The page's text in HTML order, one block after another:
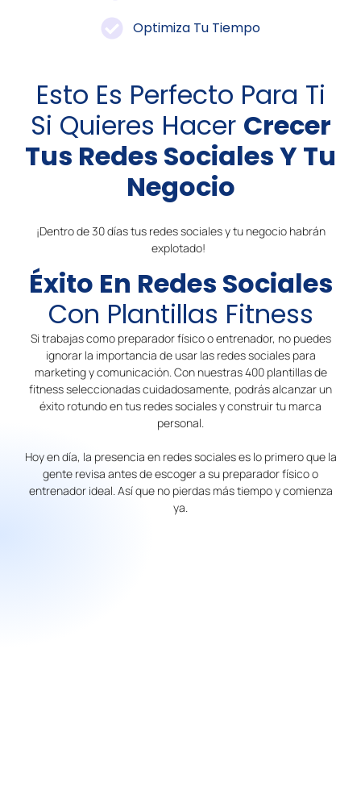
Optimiza Tu Tiempo
Esto Es Perfecto Para Ti
Si Quieres Hacer Crecer
Tus Redes Sociales Y Tu
Negocio
¡Dentro de 30 días tus redes sociales y tu negocio habrán
explotado!
Éxito En Redes Sociales
Con Plantillas Fitness
Si trabajas como preparador físico o entrenador, no puedes
ignorar la importancia de usar las redes sociales para
marketing y comunicación. Con nuestras 400 plantillas de
fitness seleccionadas cuidadosamente, podrás alcanzar un
éxito rotundo en tus redes sociales y construir tu marca
personal.
Hoy en día, la presencia en redes sociales es lo primero que la
gente revisa antes de escoger a su preparador físico o
entrenador ideal. Así que no pierdas más tiempo y comienza
ya.